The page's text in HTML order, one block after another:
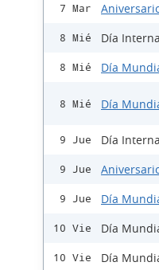
7 Mar
8 Mié Día
8 Mié Día
8 Mié Día
9 Jue Día
9 Jue
9 Jue Día
10 Vie Día
10 Vie Día